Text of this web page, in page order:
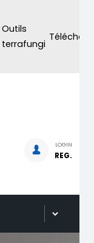
Outils
terrafungi
LOGIN
REG.